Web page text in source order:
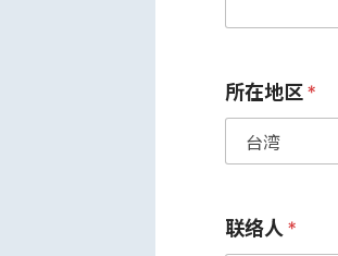
所在地区*
联络人*